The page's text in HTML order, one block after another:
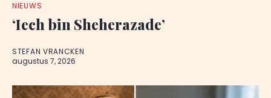
NIEUWS
‘Iech bin Sheherazade’
STEFAN VRANCKEN
augustus 7, 2026